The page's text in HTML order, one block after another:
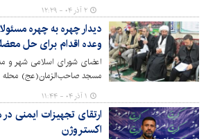
حکم قضایی و همکاری نیروی
داد.
۲ آذر ۰۴ - ۱۲:۲۹
دیدار چهره به چهره
وعده اقدام برای حل
مسجد صاحب‌الزمان(عج) محله
کرده و به دغدغه‌های آنان
گوش سپردند.
۱ آذر ۰۴ - ۱۱:۴۴
اکستروژن